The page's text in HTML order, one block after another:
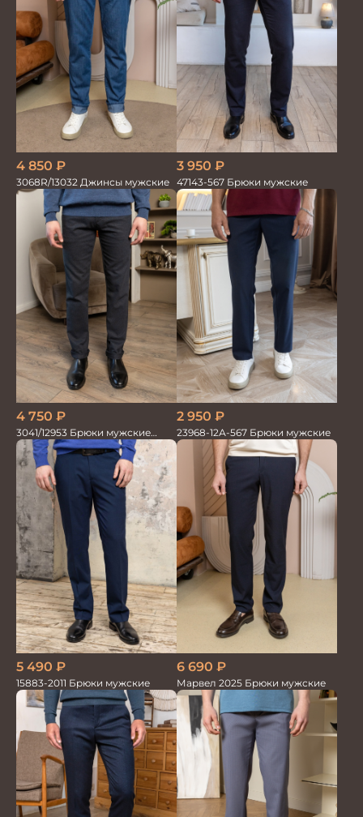
4 850 ₽
3068R/13032 Джинсы мужские
3 950 ₽
47143-567 Брюки мужские
4 750 ₽
3041/12953 Брюки мужские
парламент
2 950 ₽
23968-12А-567 Брюки мужские
5 490 ₽
15883-2011 Брюки мужские
6 690 ₽
Марвел 2025 Брюки мужские